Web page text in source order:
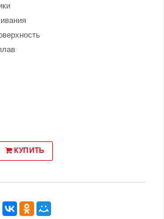
КУПИТЬ